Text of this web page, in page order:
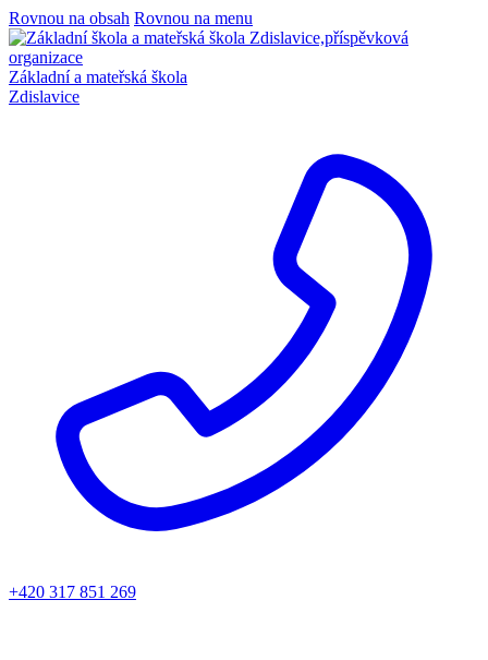
Rovnou na obsah Rovnou na menu
Základní a mateřská škola
Zdislavice
+420 317 851 269